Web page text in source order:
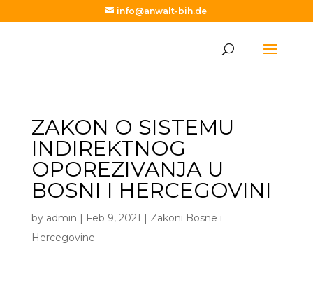
info@anwalt-bih.de
ZAKON O SISTEMU
INDIREKTNOG
OPOREZIVANJA U
BOSNI I HERCEGOVINI
by admin | Feb 9, 2021 | Zakoni Bosne i
Hercegovine